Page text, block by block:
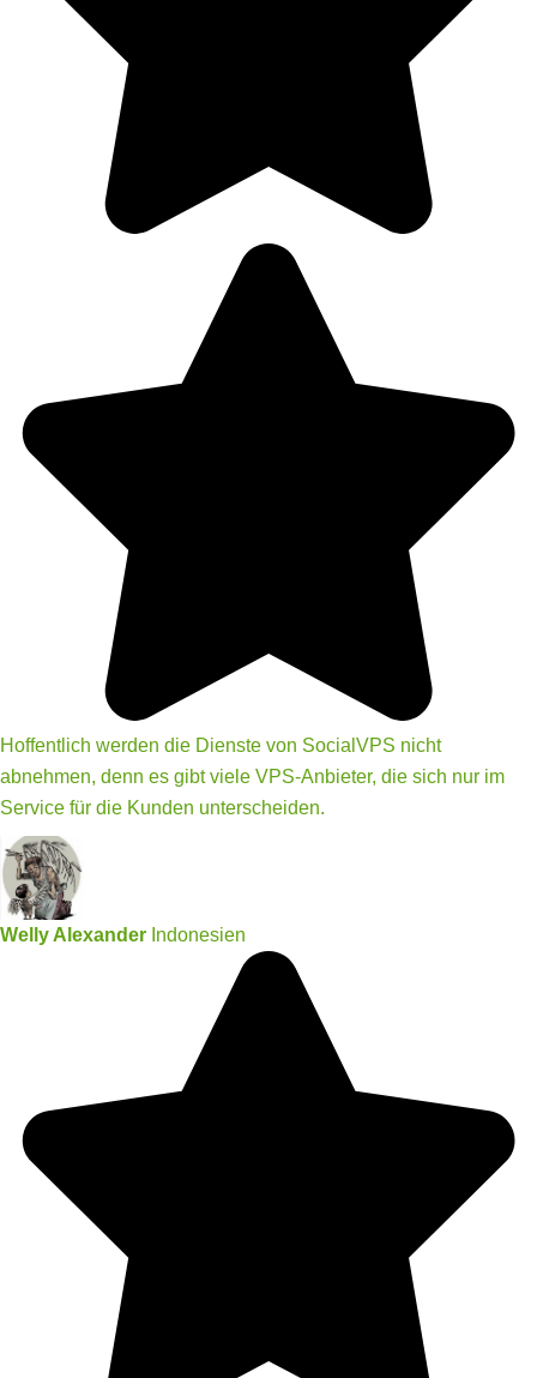
Hoffentlich werden die Dienste von SocialVPS nicht
abnehmen, denn es gibt viele VPS-Anbieter, die sich nur im
Service für die Kunden unterscheiden.
Welly Alexander Indonesien